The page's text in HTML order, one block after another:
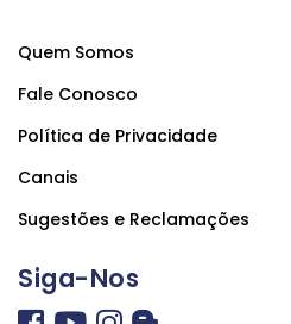
Quem Somos
Fale Conosco
Política de Privacidade
Canais
Sugestões e Reclamações
Siga-Nos